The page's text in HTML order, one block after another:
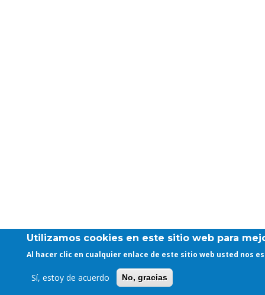
Utilizamos cookies en este sitio web para
Al hacer clic en cualquier enlace de este sitio web usted nos
Sí, estoy de acuerdo No, gracias